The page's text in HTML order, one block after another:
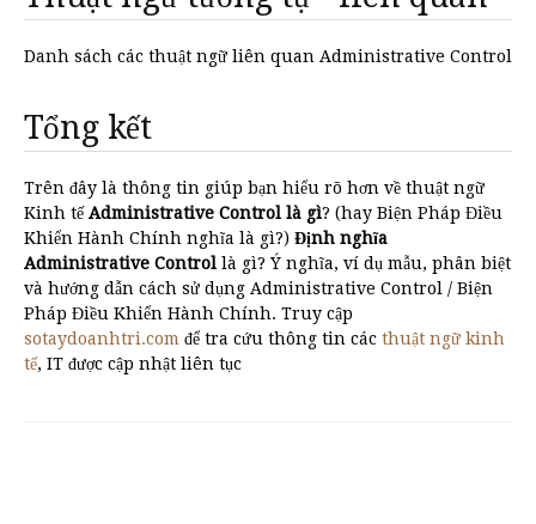
Danh sách các thuật ngữ liên quan Administrative Control
Tổng kết
Trên đây là thông tin giúp bạn hiểu rõ hơn về thuật ngữ
Kinh tếAdministrative Control là gì? (hay Biện Pháp Điều
Khiển Hành Chính nghĩa là gì?) Định nghĩa
Administrative Control là gì? Ý nghĩa, ví dụ mẫu, phân biệt
và hướng dẫn cách sử dụng Administrative Control / Biện
Pháp Điều Khiển Hành Chính. Truy cập
sotaydoanhtri.com để tra cứu thông tin các thuật ngữ kinh
tế, IT được cập nhật liên tục